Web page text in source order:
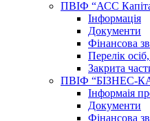
ПВІФ “АСС
Інформація
Документи
Фінансова
Перелік
Закрита
ПВІФ “БІЗНЕС-
Інформаія
Документи
Фінансова